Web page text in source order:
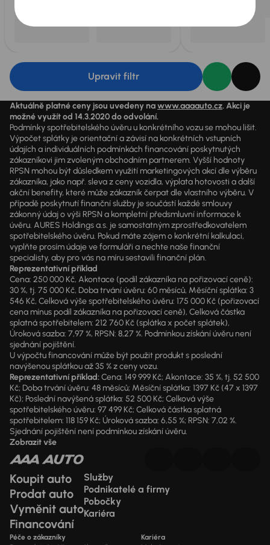
Upravit filtr
Aktuálně platné ceny jsou uvedeny nawww.aaaauto.cz. Akci je
možné využít od 14.3.2020 do odvolání.
Podmínky spotřebitelského úvěru u konkrétního vozu se mohou lišit.
Výpočet splátky je orientační a závisí na konkrétních vstupních
údajích a individuálních podmínkách financování poskytnutých
zákazníkovi jim zvoleným obchodním partnerem. Vyšší hodnoty
RPSN mohou být důsledkem využití marketingových akcí dle výběru
zákazníka, jako např. sleva z ceny vozidla, výplata hotovosti a další
akční benefity, které může zákazník čerpat dle vlastního výběru. V
případě poskytnutí finanční služby je součástí každé smlouvy
zákonný údaj o výši RPSN a kompletní předsmluvní informace k
úvěru. AURES Holdings a.s. je samostatným zprostředkovatelem
spotřebitelského úvěru. Pokud máte zájem o konkrétní kalkulaci,
vyplňte prosím údaje ve formuláři a nechte naše finanční
specialisty, aby pro vás na míru sestavili finanční plán.
Reprezentativní příklad
Cena: 250 000 Kč, Akontace (podíl zákazníka na pořizovací ceně):
30 %, tj. 75 000 Kč, Doba trvání úvěru: 60 měsíců, Měsíční splátka: 3
546 Kč, Celková výše spotřebitelského úvěru: 175 000 Kč (pořizovací
cena mínus podíl zákazníka na pořizovací ceně), Celková částka
splatná spotřebitelem: 212 760 Kč (splátka x počet splátek),
Úroková sazba: 7,97 %, RPSN: 8,27 %. Podmínkou získání úvěru není
sjednání pojištění.
U výpočtu financování může být použit produkt s poslední
navýšenou splátkou až 35 % z ceny vozu.
Reprezentativní příklad:Cena: 149 999 Kč; Akontace: 35 %, tj. 52 500
Kč; Doba trvání úvěru: 48 měsíců; Měsíční splátka: 1397 Kč (47 x 1397
Kč); Poslední navýšená splátka: 52 500 Kč; Celková výše
spotřebitelského úvěru: 97 499 Kč; Celková částka splatná
spotřebitelem: 118 159 Kč; Úroková sazba: 6,55 %; RPSN: 7,02 %.
Sjednání pojištění není podmínkou získání úvěru.
Zobrazit vše
Koupit auto
Prodat auto
Vyměnit auto
Financování
Služby
Podnikatelé a firmy
Pobočky
Kariéra
Péče o zákazníky Kariéra